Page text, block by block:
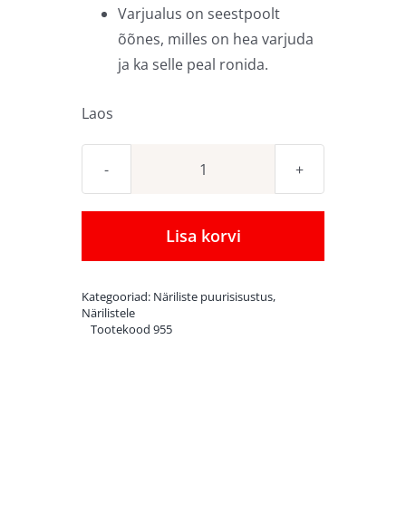
Varjualus on seestpoolt
õõnes, milles on hea varjuda
ja ka selle peal ronida.
Laos
Korgipuust
Corky
Shelter
kogus
Lisa korvi
Kategooriad: Näriliste puurisisustus,
Närilistele
Tootekood 955